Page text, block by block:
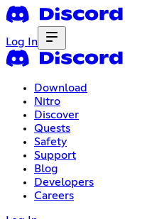
Log In
Download
Nitro
Discover
Quests
Safety
Support
Blog
Developers
Careers